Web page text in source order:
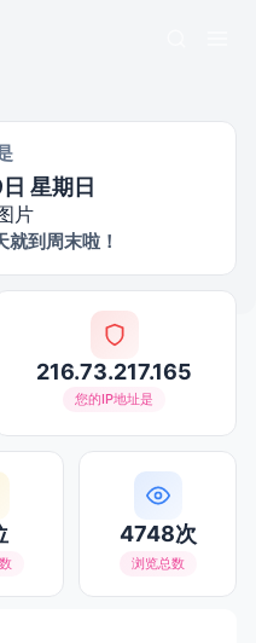
星期日
到周末啦！
216.73.217.165
您的IP地址是
4748次
浏览总数